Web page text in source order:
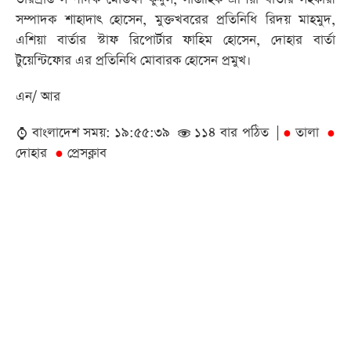
সম্পাদক শাহাদাৎ হোসেন, মুক্তখবরের প্রতিনিধি রিদয় মাহমুদ,
এশিয়া বার্তার স্টাফ রিপোর্টার ফাহিম হোসেন, দোহার বার্তা
টুয়েন্টিফোর এর প্রতিনিধি মোবারক হোসেন প্রমুখ।
এন/ আর
বাংলাদেশ সময়: ১৯:৫৫:৩৯
১১৪ বার পঠিত | ● তালা ●
দোহার ● প্রেসক্লাব